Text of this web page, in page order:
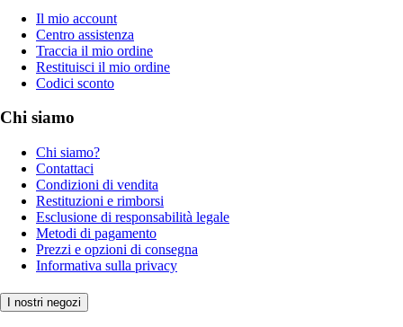
Il mio account
Centro assistenza
Traccia il mio ordine
Restituisci il mio ordine
Codici sconto
Chi siamo
Chi siamo?
Contattaci
Condizioni di vendita
Restituzioni e rimborsi
Esclusione di responsabilità legale
Metodi di pagamento
Prezzi e opzioni di consegna
Informativa sulla privacy
I nostri negozi